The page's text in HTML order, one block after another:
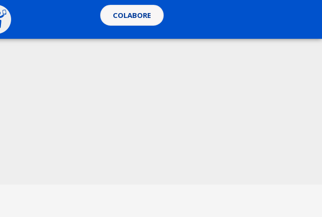
COLABORE